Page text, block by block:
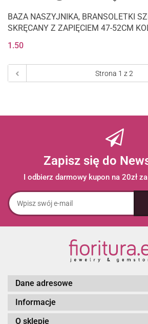
BAZA NASZYJNIKA, BRANSOLETKI
SKRĘCANY Z ZAPIĘCIEM 47-52CM
1.50
Zapisz się do
I odbierz darmowy kupon na 20zł
Dane adresowe
Informacje
O sklepie